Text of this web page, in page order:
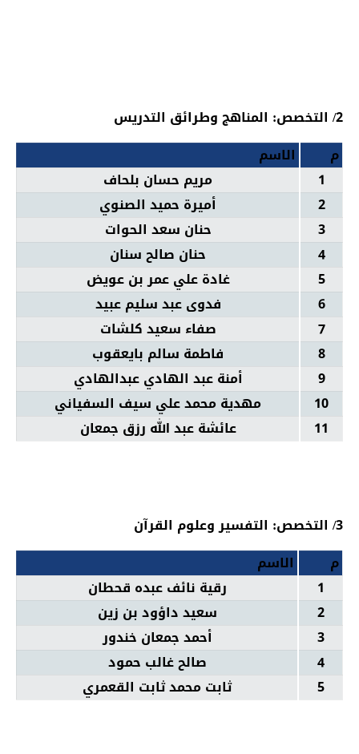
2/ التخصص: المناهج وطرائق التدريس
م
الاسم
1
مريم حسان بلحاف
2
أميرة حميد الصنوي
3
حنان سعد الحوات
4
حنان صالح سنان
5
غادة علي عمر بن عويض
6
فدوى عبد سليم عبيد
7
صفاء سعيد كلشات
8
فاطمة سالم بايعقوب
9
أمنة عبد الهادي عبدالهادي
10
مهدية محمد علي سيف السفياني
11
عائشة عبد الله رزق جمعان
3/ التخصص: التفسير وعلوم القرآن
م
الاسم
1
رقية نائف عبده قحطان
2
سعيد داؤود بن زين
3
أحمد جمعان خندور
4
صالح غالب حمود
5
ثابت محمد ثابت القعمري